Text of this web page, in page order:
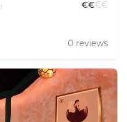
€€€€
0 reviews